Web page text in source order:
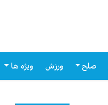
صلح ورزش ویژه ها